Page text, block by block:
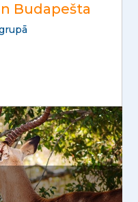
Budapešta